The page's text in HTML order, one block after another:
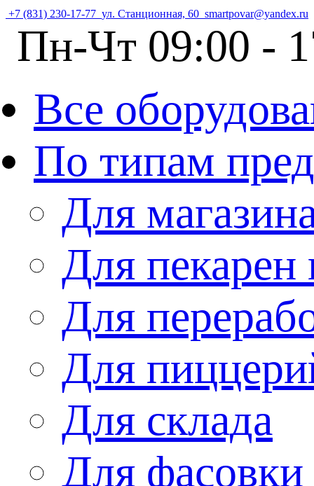
+7 (831) 230-17-77 ул. Станционная, 60 smartpovar@yandex.ru
Пн-Чт 09:00 -
Все
По типам
Для
Для пекарен
Для
Для
Для склада
Для фасовки